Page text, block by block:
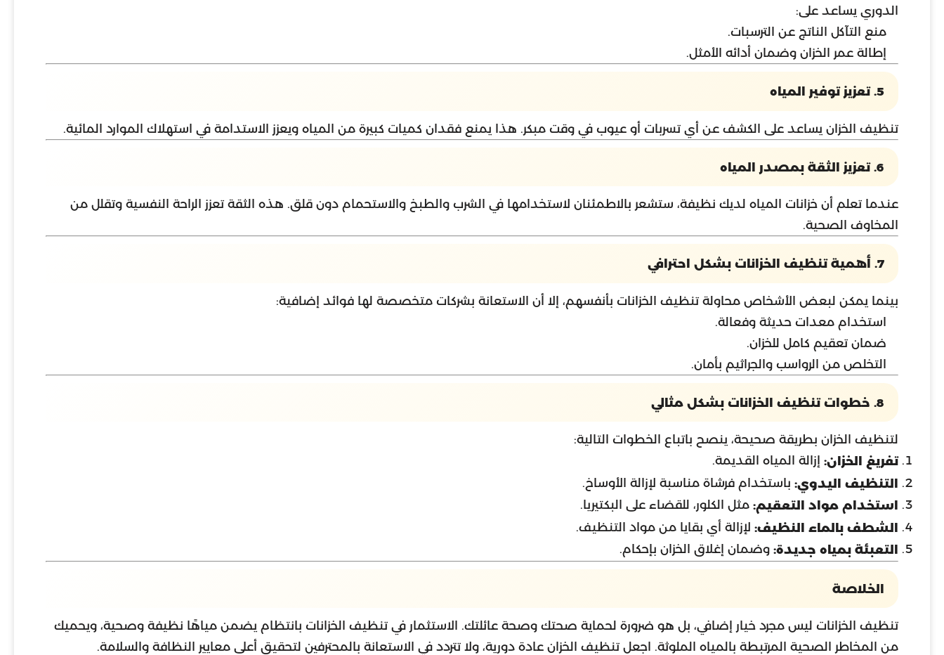
الدوري يساعد على:
منع التآكل الناتج عن الترسبات.
إطالة عمر الخزان وضمان أدائه الأمثل.
5. تعزيز توفير المياه
تنظيف الخزان يساعد على الكشف عن أي تسربات أو عيوب في وقت مبكر. هذا يمنع فقدان كميات كبيرة من المياه ويعزز الاستدامة في استهلاك الموارد المائية.
6. تعزيز الثقة بمصدر المياه
عندما تعلم أن خزانات المياه لديك نظيفة، ستشعر بالاطمئنان لاستخدامها في الشرب والطبخ والاستحمام دون قلق. هذه الثقة تعزز الراحة النفسية وتقلل من
المخاوف الصحية.
7. أهمية تنظيف الخزانات بشكل احترافي
بينما يمكن لبعض الأشخاص محاولة تنظيف الخزانات بأنفسهم، إلا أن الاستعانة بشركات متخصصة لها فوائد إضافية:
استخدام معدات حديثة وفعالة.
ضمان تعقيم كامل للخزان.
التخلص من الرواسب والجراثيم بأمان.
8. خطوات تنظيف الخزانات بشكل مثالي
لتنظيف الخزان بطريقة صحيحة، ينصح باتباع الخطوات التالية:
تفريغ الخزان: إزالة المياه القديمة.
التنظيف اليدوي: باستخدام فرشاة مناسبة لإزالة الأوساخ.
استخدام مواد التعقيم: مثل الكلور، للقضاء على البكتيريا.
الشطف بالماء النظيف: لإزالة أي بقايا من مواد التنظيف.
التعبئة بمياه جديدة: وضمان إغلاق الخزان بإحكام.
الخلاصة
تنظيف الخزانات ليس مجرد خيار إضافي، بل هو ضرورة لحماية صحتك وصحة عائلتك. الاستثمار في تنظيف الخزانات بانتظام يضمن مياهًا نظيفة وصحية، ويحميك
من المخاطر الصحية المرتبطة بالمياه الملوثة. اجعل تنظيف الخزان عادة دورية، ولا تتردد في الاستعانة بالمحترفين لتحقيق أعلى معايير النظافة والسلامة.